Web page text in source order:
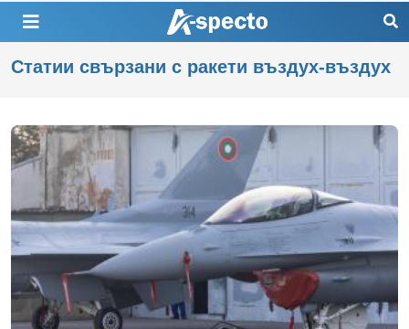
Статии свързани с ракети въздух-въздух